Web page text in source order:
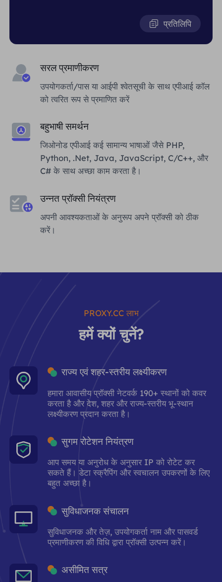
सरल प्रमाणीकरण
उपयोगकर्ता/पास या आईपी श्वेतसूची के साथ एपीआई कॉल
को त्वरित रूप से प्रमाणित करें
बहुभाषी समर्थन
जिओनोड एपीआई कई सामान्य भाषाओं जैसे PHP,
Python, .Net, Java, JavaScript, C/C++, और
C# के साथ अच्छा काम करता है।
उन्नत प्रॉक्सी नियंत्रण
अपनी आवश्यकताओं के अनुरूप अपने प्रॉक्सी को ठीक
करें।
प्रतिलिपि
PROXY.CC लाभ
हमें क्यों चुनें?
राज्य एवं शहर-स्तरीय लक्ष्यीकरण
हमारा आवासीय प्रॉक्सी नेटवर्क 190+ स्थानों को कवर
करता है और देश, शहर और राज्य-स्तरीय भू-स्थान
लक्ष्यीकरण प्रदान करता है।
सुगम रोटेशन नियंत्रण
आप समय या अनुरोध के अनुसार IP को रोटेट कर
सकते हैं। डेटा स्क्रैपिंग और स्वचालन उपकरणों के लिए
बहुत अच्छा है।
सुविधाजनक संचालन
सुविधाजनक और तेज़, उपयोगकर्ता नाम और पासवर्ड
प्रमाणीकरण की विधि द्वारा प्रॉक्सी उत्पन्न करें।
असीमित सत्र